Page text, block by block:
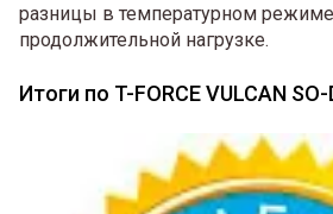
разницы в температурном
продолжительной нагрузке.
Итоги по T-FORCE VULCAN SO-